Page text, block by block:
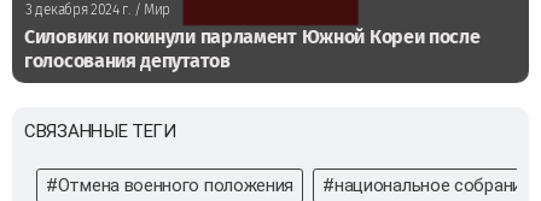
3 декабря 2024 г./ Мир
Силовики покинули парламент Южной Кореи после
голосования депутатов
СВЯЗАННЫЕ ТЕГИ
#Отмена военного положения #национальное собрание